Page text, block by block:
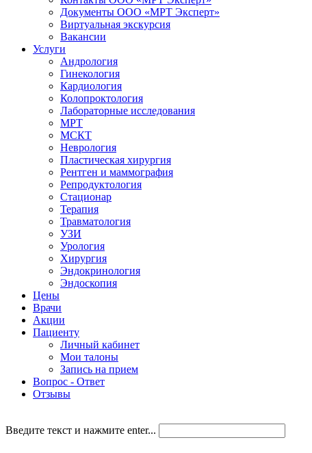
Документы ООО «МРТ Эксперт»
Виртуальная экскурсия
Вакансии
Услуги
Андрология
Гинекология
Кардиология
Колопроктология
Лабораторные исследования
МРТ
МСКТ
Неврология
Пластическая хирургия
Рентген и маммография
Репродуктология
Стационар
Терапия
Травматология
УЗИ
Урология
Хирургия
Эндокринология
Эндоскопия
Цены
Врачи
Акции
Пациенту
Личный кабинет
Мои талоны
Запись на прием
Вопрос - Ответ
Отзывы
Введите текст и нажмите enter...